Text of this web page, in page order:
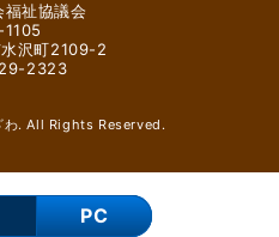
福祉協議会
沢町2109-2
2323
. All Rights Reserved.
PC